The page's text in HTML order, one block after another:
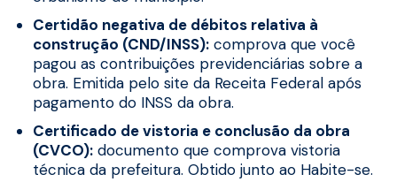
Certidão negativa de débitos relativa à
construção (CND/INSS): comprova que você
pagou as contribuições previdenciárias sobre a
obra. Emitida pelo site da Receita Federal após
pagamento do INSS da obra.
Certificado de vistoria e conclusão da obra
(CVCO): documento que comprova vistoria
técnica da prefeitura. Obtido junto ao Habite-se.